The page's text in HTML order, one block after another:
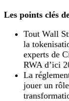
Les points clés
Tout Wall
la
experts de
RWA d’ici
La
jouer un